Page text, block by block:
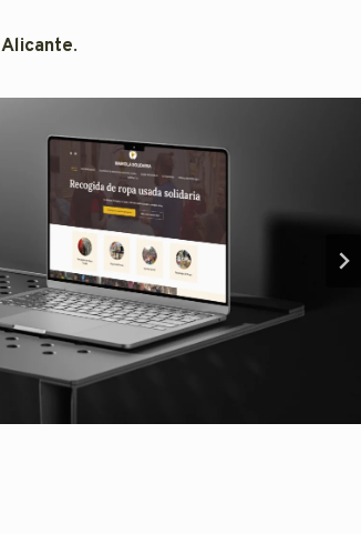
Alicante.